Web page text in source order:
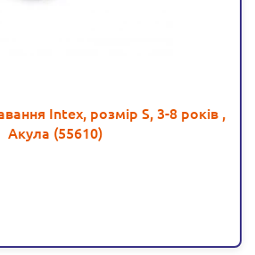
Intex, розмір S, 3-8 років ,
Акула (55610)